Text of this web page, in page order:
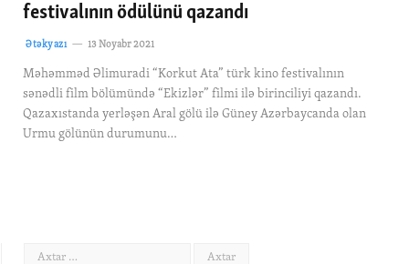
festivalının ödülünü qazandı
Ətəkyazı 13 Noyabr 2021
Məhəmməd Əlimuradi “Korkut Ata” türk kino festivalının
sənədli film bölümündə “Ekizlər” filmi ilə birinciliyi qazandı.
Qazaxıstanda yerləşən Aral gölü ilə Güney Azərbaycanda olan
Urmu gölünün durumunu…